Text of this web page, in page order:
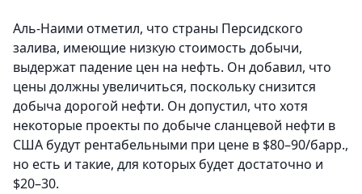
Аль-Наими отметил, что страны Персидского
залива, имеющие низкую стоимость добычи,
выдержат падение цен на нефть. Он добавил, что
цены должны увеличиться, поскольку снизится
добыча дорогой нефти. Он допустил, что хотя
некоторые проекты по добыче сланцевой нефти в
США будут рентабельными при цене в $80–90/барр.,
но есть и такие, для которых будет достаточно и
$20–30.